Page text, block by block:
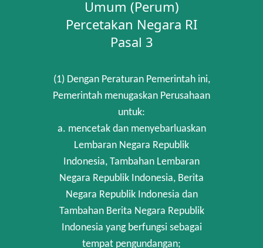
Umum (Perum)
Percetakan Negara RI
Pasal 3
(1) Dengan Peraturan Pemerintah ini,
Pemerintah menugaskan Perusahaan
untuk:
a. mencetak dan menyebarluaskan
Lembaran Negara Republik
Indonesia, Tambahan Lembaran
Negara Republik Indonesia, Berita
Negara Republik Indonesia dan
Tambahan Berita Negara Republik
Indonesia yang berfungsi sebagai
tempat pengundangan;